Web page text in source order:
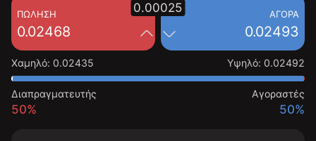
ΠΏΛΗΣΗ
0.02468
ΑΓΟΡΆ
0.02493
0.00025
Χαμηλό: 0.02435 Υψηλό: 0.02492
Διαπραγματευτής
50%
Αγοραστές
50%